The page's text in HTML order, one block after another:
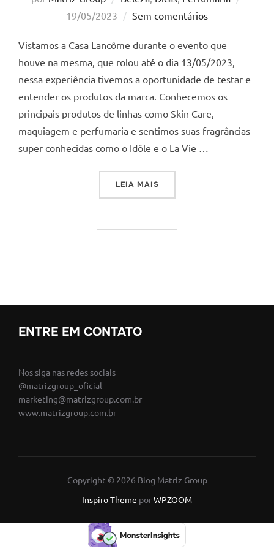
19/05/2023 Sem comentários
Vistamos a Casa Lancôme durante o evento que
houve na mesma, que rolou até o dia 13/05/2023,
nessa experiência tivemos a oportunidade de testar e
entender os produtos da marca. Conhecemos os
principais produtos de linhas como Skin Care,
maquiagem e perfumaria e sentimos suas fragrâncias
super conhecidas como o Idôle e o La Vie …
LEIA MAIS“CASA LANCÔME”
ENTRE EM CONTATO
Nos siga nas redes sociais
@matrizgroup_oficial
marketing@matrizgroup.com.br
www.matrizgroup.com.br
Copyright © 2026 Blog Matriz Group
Inspiro Theme porWPZOOM